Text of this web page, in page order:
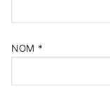
NOM *